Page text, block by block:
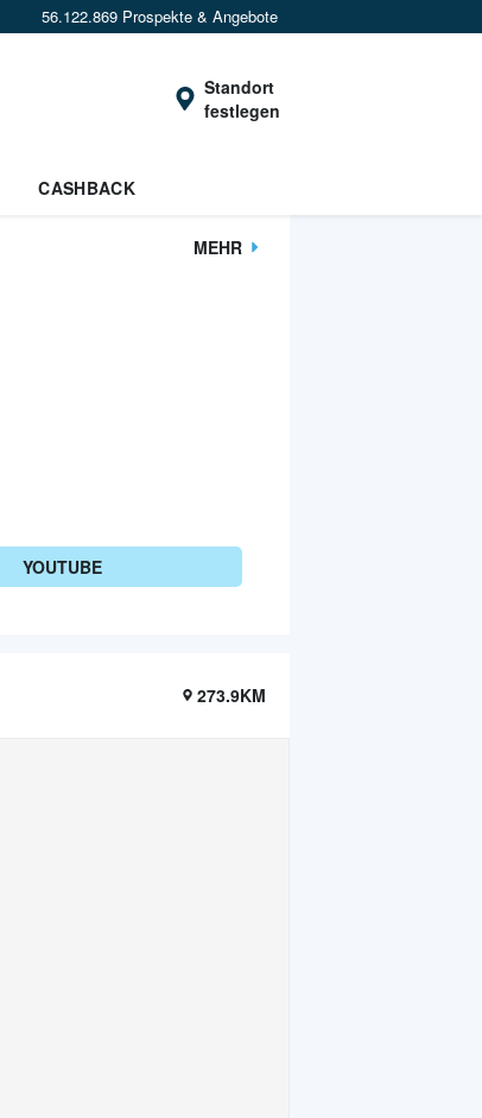
56.122.869 Prospekte & Angebote
Standort
festlegen
CASHBACK
MEHR
YOUTUBE
273.9KM